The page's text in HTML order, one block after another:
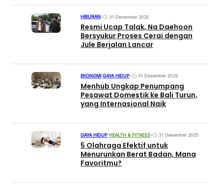
HIBURAN• 31 Desember 2025
Resmi Ucap Talak, Na Daehoon
Bersyukur Proses Cerai dengan
Jule Berjalan Lancar
EKONOMI GAYA HIDUP• 31 Desember 2025
Menhub Ungkap Penumpang
Pesawat Domestik ke Bali Turun,
yang Internasional Naik
GAYA HIDUP HEALTH & FITNESS• 31 Desember 2025
5 Olahraga Efektif untuk
Menurunkan Berat Badan, Mana
Favoritmu?